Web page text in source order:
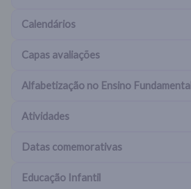
Calendários
Capas avaliações
Alfabetização no Ensino Fundamental
Atividades
Datas comemorativas
Educação Infantil